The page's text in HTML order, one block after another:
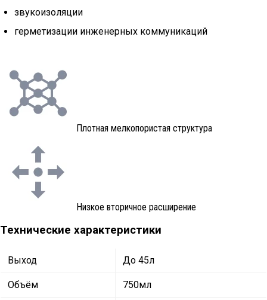
звукоизоляции
герметизации инженерных коммуникаций
Плотная мелкопористая структура
Низкое вторичное расширение
Технические характеристики
Выход До 45л
Объём 750мл